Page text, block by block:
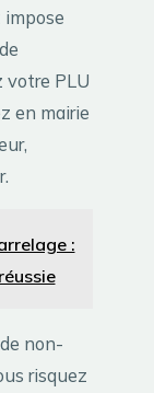
votre PLU
en mairie
:
non-
risquez